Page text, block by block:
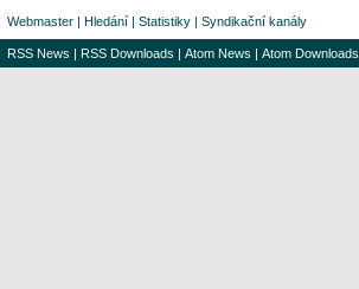
Webmaster | Hledání | Statistiky | Syndikační kanály
RSS News | RSS Downloads | Atom News | Atom Downloads